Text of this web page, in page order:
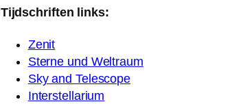
Tijdschriften links:
Zenit
Sterne und Weltraum
Sky and Telescope
Interstellarium